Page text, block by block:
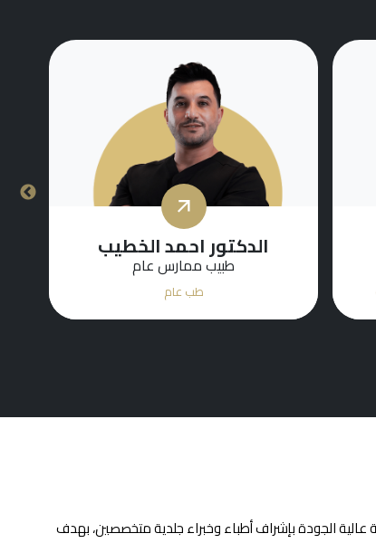
الدكتور احمد المشهور
أخصائي طب الأمراض الجلدية
طب الأمراض الجلدية التجميلية والطبية
الجودة بإشراف أطباء وخبراء جلدية متخصصين، بهدف